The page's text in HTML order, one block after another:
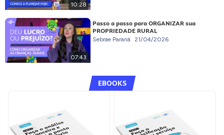
10:28
07:43
Passo a passo para ORGANIZAR sua
PROPRIEDADE RURAL
Sebrae Paraná 21/04/2026
EBOOKS